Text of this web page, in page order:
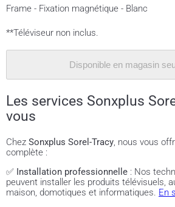
Frame - Fixation magnétique - Blanc
**Téléviseur non inclus.
Disponible en magasin
Les services Sonxplus
vous
Chez Sonxplus Sorel-Tracy, nous vous
complète :
✅ Installation professionnelle : Nos
peuvent installer les produits télévisuels,
maison, domotiques et informatiques. En